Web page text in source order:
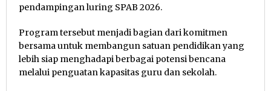
pendampingan luring SPAB 2026.
Program tersebut menjadi bagian dari komitmen
bersama untuk membangun satuan pendidikan yang
lebih siap menghadapi berbagai potensi bencana
melalui penguatan kapasitas guru dan sekolah.